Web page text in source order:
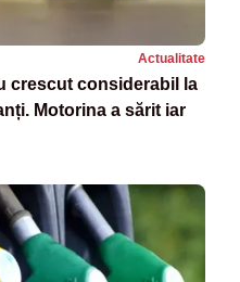
Actualitate
crescut considerabil la
Motorina a sărit iar